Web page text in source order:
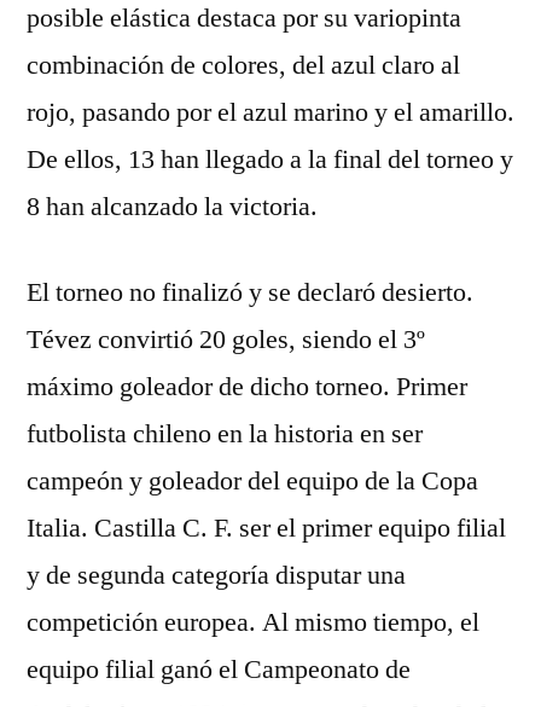
posible elástica destaca por su variopinta
combinación de colores, del azul claro al
rojo, pasando por el azul marino y el amarillo.
De ellos, 13 han llegado a la final del torneo y
8 han alcanzado la victoria.
El torneo no finalizó y se declaró desierto.
Tévez convirtió 20 goles, siendo el 3º
máximo goleador de dicho torneo. Primer
futbolista chileno en la historia en ser
campeón y goleador del equipo de la Copa
Italia. Castilla C. F. ser el primer equipo filial
y de segunda categoría disputar una
competición europea. Al mismo tiempo, el
equipo filial ganó el Campeonato de